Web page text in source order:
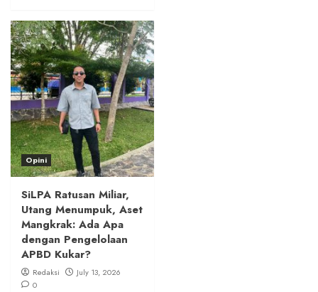
Opini
SiLPA Ratusan Miliar,
Utang Menumpuk, Aset
Mangkrak: Ada Apa
dengan Pengelolaan
APBD Kukar?
Redaksi
July 13, 2026
0